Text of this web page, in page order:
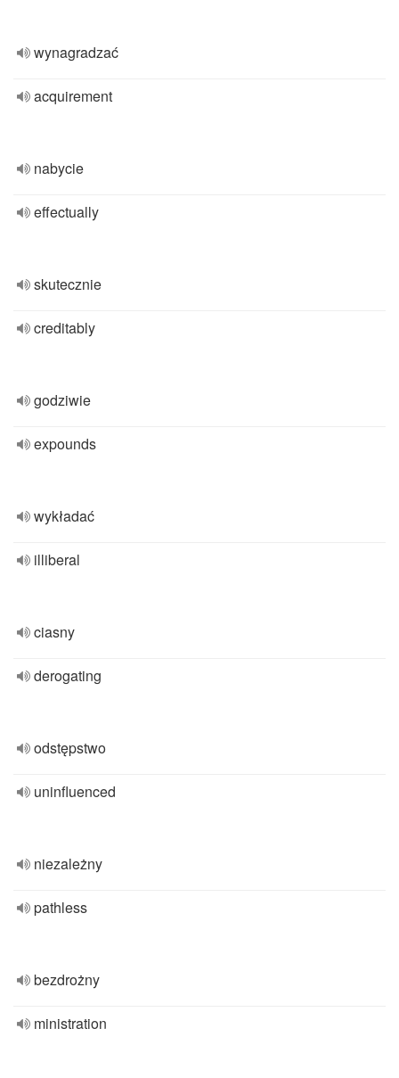
wynagradzać
acquirement
nabycie
effectually
skutecznie
creditably
godziwie
expounds
wykładać
illiberal
ciasny
derogating
odstępstwo
uninfluenced
niezależny
pathless
bezdrożny
ministration